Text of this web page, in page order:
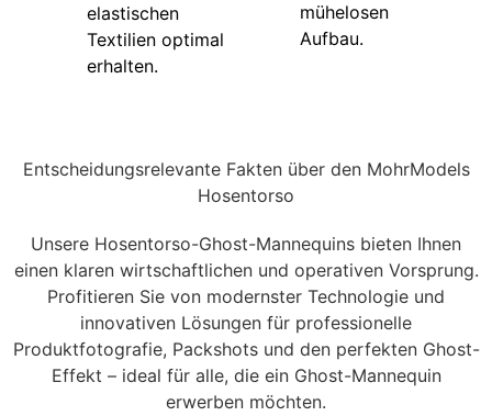
elastischen
Textilien optimal
erhalten.
mühelosen
Aufbau.
Entscheidungsrelevante Fakten über den MohrModels
Hosentorso
Unsere Hosentorso-Ghost-Mannequins bieten Ihnen
einen klaren wirtschaftlichen und operativen Vorsprung.
Profitieren Sie von modernster Technologie und
innovativen Lösungen für professionelle
Produktfotografie, Packshots und den perfekten Ghost-
Effekt – ideal für alle, die ein Ghost-Mannequin
erwerben möchten.